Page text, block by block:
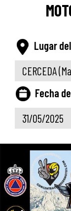
Lugar
CERCEDA
Fecha
31/05/2025